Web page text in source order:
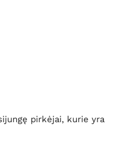
pirkėjai, kurie yra